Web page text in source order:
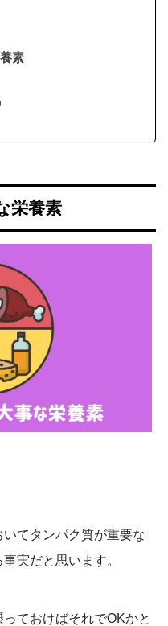
素
栄養素
てタンパク質が重要な
実だと思います。
ておけばそれでOKかと